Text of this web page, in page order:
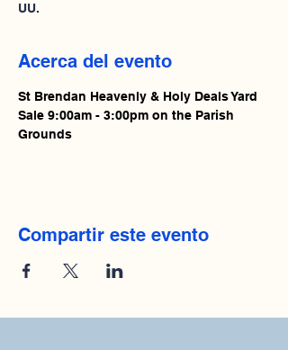
UU.
Acerca del evento
St Brendan Heavenly & Holy Deals Yard
Sale 9:00am - 3:00pm on the Parish
Grounds
Compartir este evento